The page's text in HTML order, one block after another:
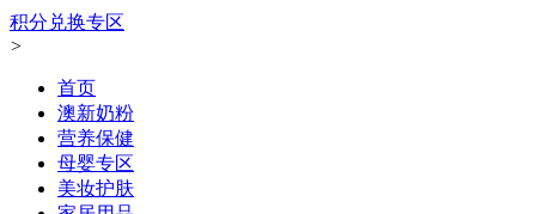
积分兑换专区
>
首页
澳新奶粉
营养保健
母婴专区
美妆护肤